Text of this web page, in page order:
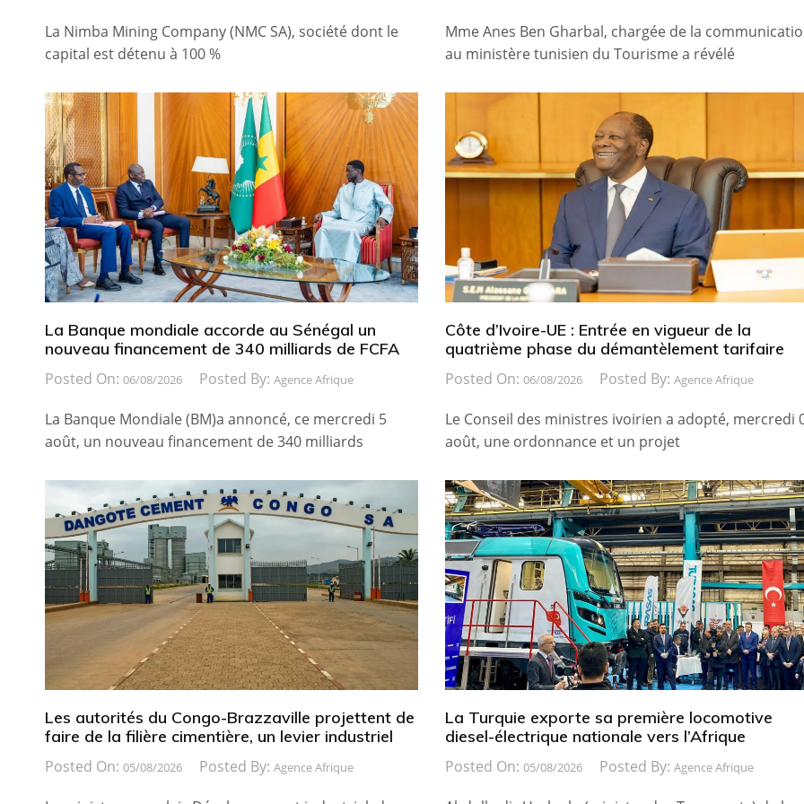
La Nimba Mining Company (NMC SA), société dont le
capital est détenu à 100 %
Mme Anes Ben Gharbal, chargée de la
au ministère tunisien du Tourisme a révélé
La Banque mondiale accorde au Sénégal un
nouveau financement de 340 milliards de FCFA
Posted On: 06/08/2026 Posted By: Agence Afrique
La Banque Mondiale (BM)a annoncé, ce mercredi 5
août, un nouveau financement de 340 milliards
Côte d’Ivoire-UE : Entrée en vigueur de la
quatrième phase du démantèlement tarifaire
Posted On: 06/08/2026 Posted By: Agence Afrique
Le Conseil des ministres ivoirien a adopté, mercredi
août, une ordonnance et un projet
Les autorités du Congo-Brazzaville projettent de
faire de la filière cimentière, un levier industriel
Posted On: 05/08/2026 Posted By: Agence Afrique
La Turquie exporte sa première locomotive
diesel-électrique nationale vers l’Afrique
Posted On: 05/08/2026 Posted By: Agence Afrique